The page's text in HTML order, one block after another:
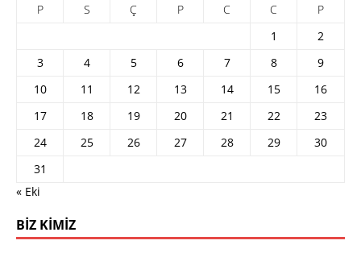
P
S Ç P C C
P
1
2
3
4 5 6 7 8
9
10
11 12 13 14 15
16
17
18 19 20 21 22
23
24
25 26 27 28 29
30
31
« Eki
BIZ KIMIZ